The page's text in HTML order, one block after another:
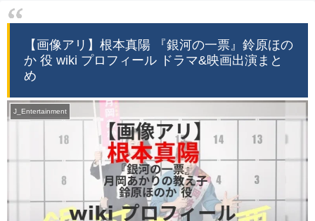
【画像アリ】根本真陽 『銀河の一票』鈴原ほの
か 役 wiki プロフィール ドラマ&映画出演まと
め
J_Entertainment